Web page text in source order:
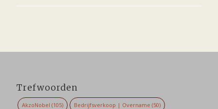
Trefwoorden
AkzoNobel (105) Bedrijfsverkoop | Overname (50)